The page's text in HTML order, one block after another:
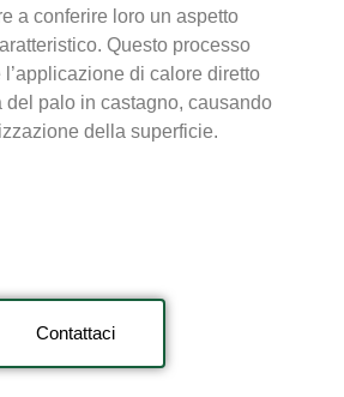
a conferire loro un aspetto
Questo processo
di calore diretto
del palo in castagno, causando
della superficie.
Contattaci